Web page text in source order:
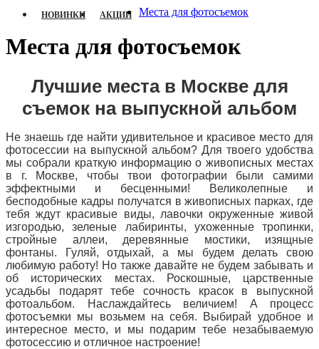
НОВИНКИ АКЦИИ Места для фотосъемок
Места для фотосъемок
Лучшие места в Москве для
съемок на выпускной альбом
Не знаешь где найти удивительное и красивое место для
фотосессии на выпускной альбом? Для твоего удобства
мы собрали краткую информацию о живописных местах
в г. Москве, чтобы твои фотографии были самими
эффектными и бесценными! Великолепные и
бесподобные кадры получатся в живописных парках, где
тебя ждут красивые виды, лавочки окруженные живой
изгородью, зеленые лабиринты, ухоженные тропинки,
стройные аллеи, деревянные мостики, изящные
фонтаны. Гуляй, отдыхай, а мы будем делать свою
любимую работу! Но также давайте не будем забывать и
об исторических местах. Роскошные, царственные
усадьбы подарят тебе сочность красок в выпускной
фотоальбом. Наслаждайтесь величием! А процесс
фотосъемки мы возьмем на себя. Выбирай удобное и
интересное место, и мы подарим тебе незабываемую
фотосессию и отличное настроение!